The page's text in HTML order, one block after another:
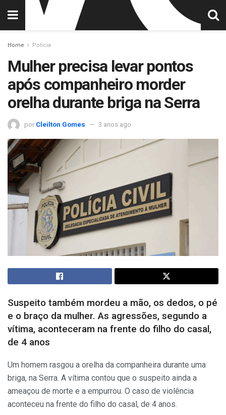
Home Polícia
Mulher precisa levar pontos
após companheiro morder
orelha durante briga na Serra
por Cleilton Gomes 3 anos ago
Suspeito também mordeu a mão, os dedos, o pé
e o braço da mulher. As agressões, segundo a
vítima, aconteceram na frente do filho do casal,
de 4 anos
Um homem rasgou a orelha da companheira durante uma
briga, na Serra. A vítima contou que o suspeito ainda a
ameaçou de morte e a empurrou. O caso de violência
aconteceu na frente do filho do casal, de 4 anos.